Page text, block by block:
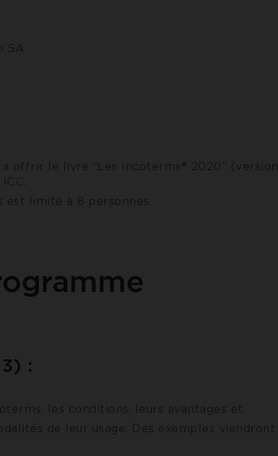
SA
offrir le livre “Les Incoterms® 2020” (version
limité à 8 personnes.
:
les conditions, leurs avantages et
de leur usage. Des exemples viendront